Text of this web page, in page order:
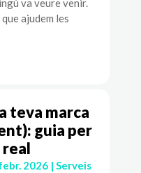
va veure venir.
ajudem les
teva marca
guia per
2026| Serveis